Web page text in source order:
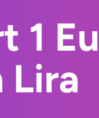
1
Lira